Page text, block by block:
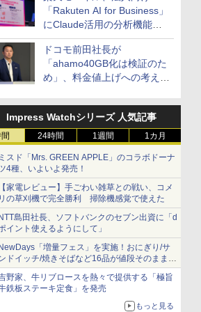
「Rakuten AI for Business」
にClaude活用の分析機能な
どを追加
ドコモ前田社長が
「ahamo40GB化は検証のた
め」、料金値上げへの考え方
Impress Watchシリーズ 人気記事
24時間 1週間 1カ月
スド「Mrs. GREEN APPLE」のコラボドーナ
4種、いよいよ発売！
家電レビュー】手ごわい雑草との戦い、コメ
の草刈機で完全勝利 掃除機感覚で使えた
島田社長、ソフトバンクのセブン出資に「d
イント使えるようにして」
「増量フェス」を実施！おにぎり/サ
ドイッチ/焼きそばなど16品が値段そのままで
リュームアップ
野家、牛リブロースを熱々で提供する「極旨
鉄板ステーキ定食」を発売
もっと見る